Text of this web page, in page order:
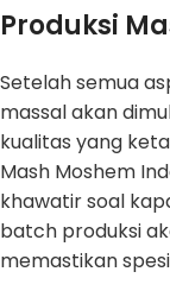
Produksi
Setelah semua
massal akan
kualitas yang
Mash Moshem
khawatir soal
batch produksi
memastikan